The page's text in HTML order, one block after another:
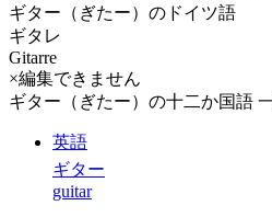
ギター（ぎたー）のドイツ語
ギタレ
Gitarre
×編集できません
ギター（ぎたー）の十二か国語
英語
ギター
guitar